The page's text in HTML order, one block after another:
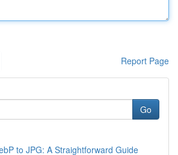
Report Page
Go
to JPG: A Straightforward Guide